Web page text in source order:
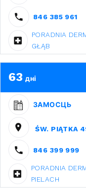
846 385 961
PORADNIA
GŁĄB
63 дні
ЗАМОСЦЬ
ŚW. PIĄTKA
846 399 999
PORADNIA
PIELACH